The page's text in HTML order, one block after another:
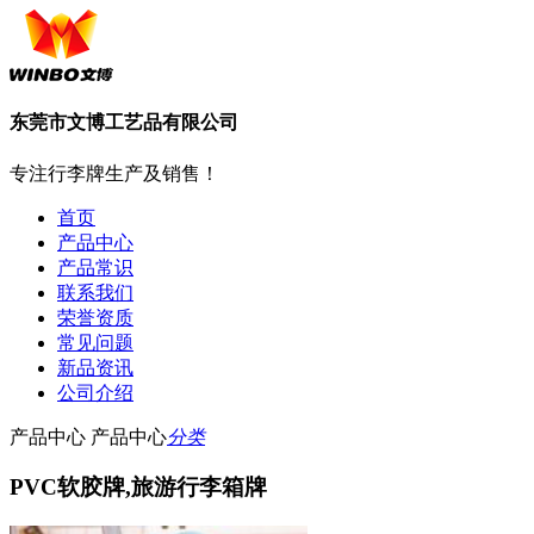
东莞市文博工艺品有限公司
专注行李牌生产及销售！
首页
产品中心
产品常识
联系我们
荣誉资质
常见问题
新品资讯
公司介绍
产品中心 产品中心分类
PVC软胶牌,旅游行李箱牌